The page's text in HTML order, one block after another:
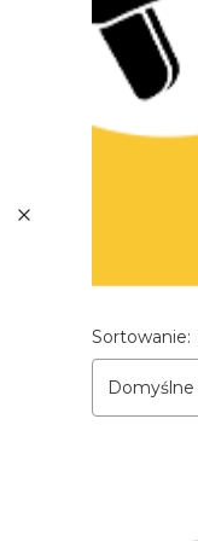
Lista
Sortowanie:
Domyślne